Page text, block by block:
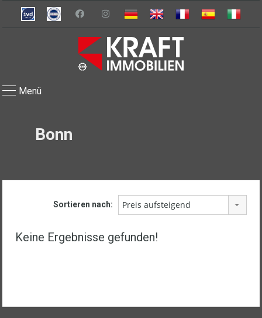
Menü
Bonn
Sortieren nach: Preis aufsteigend
Keine Ergebnisse gefunden!